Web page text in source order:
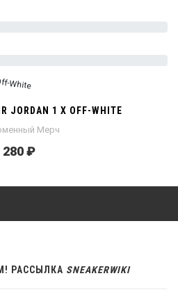
JORDAN 1 X OFF-WHITE
Мерч
280 ₽
РАССЫЛКА SNEAKERWIKI